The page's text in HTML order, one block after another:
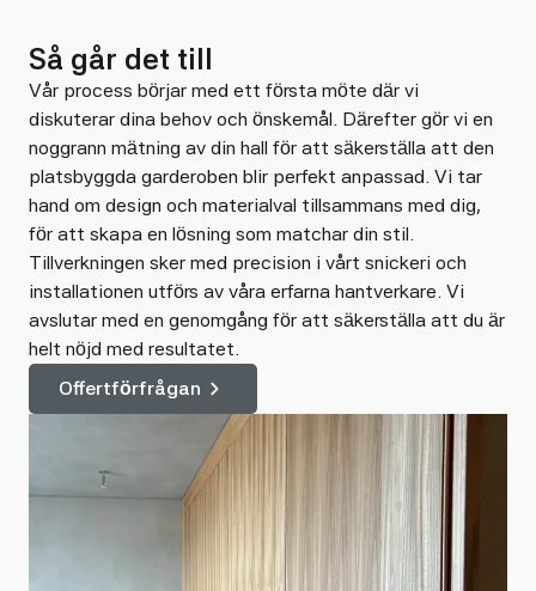
Så går det till
Vår process börjar med ett första möte där vi
diskuterar dina behov och önskemål. Därefter gör vi en
noggrann mätning av din hall för att säkerställa att den
platsbyggda garderoben blir perfekt anpassad. Vi tar
hand om design och materialval tillsammans med dig,
för att skapa en lösning som matchar din stil.
Tillverkningen sker med precision i vårt snickeri och
installationen utförs av våra erfarna hantverkare. Vi
avslutar med en genomgång för att säkerställa att du är
helt nöjd med resultatet.
Offertförfrågan